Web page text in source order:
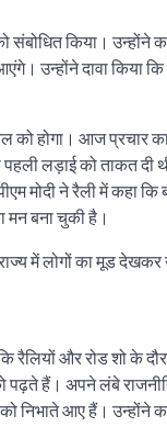
किया।
उन्होंने दावा किया
होगा। आज प्रचार
लड़ाई को ताकत
मोदी ने रैली में कहा कि
मन बना चुकी है।
में लोगों का मूड
और रोड शो के
हैं। अपने लंबे
को निभाते आए हैं।